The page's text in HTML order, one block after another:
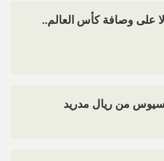
على وصافة كأس العالم..
من ريال مدريد